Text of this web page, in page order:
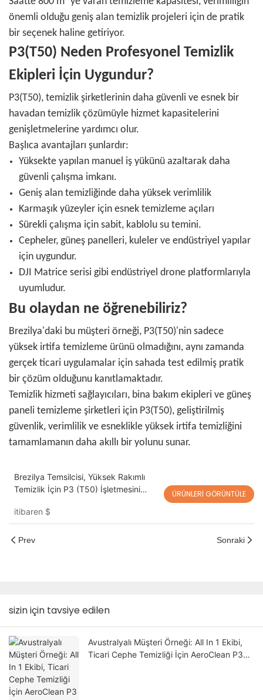
önemli olduğu geniş alan temizlik projeleri için de pratik
bir seçenek haline getiriyor.
P3(T50) Neden Profesyonel Temizlik
Ekipleri İçin Uygundur?
P3(T50), temizlik şirketlerinin daha güvenli ve esnek bir
havadan temizlik çözümüyle hizmet kapasitelerini
genişletmelerine yardımcı olur.
Başlıca avantajları şunlardır:
Yüksekte yapılan manuel iş yükünü azaltarak daha
güvenli çalışma imkanı.
Geniş alan temizliğinde daha yüksek verimlilik
Karmaşık yüzeyler için esnek temizleme açıları
Sürekli çalışma için sabit, kablolu su temini.
Cepheler, güneş panelleri, kuleler ve endüstriyel yapılar
için uygundur.
DJI Matrice serisi gibi endüstriyel drone platformlarıyla
uyumludur.
Bu olaydan ne öğrenebiliriz?
Brezilya'daki bu müşteri örneği, P3(T50)'nin sadece
yüksek irtifa temizleme ürünü olmadığını, aynı zamanda
gerçek ticari uygulamalar için sahada test edilmiş pratik
bir çözüm olduğunu kanıtlamaktadır.
Temizlik hizmeti sağlayıcıları, bina bakım ekipleri ve güneş
paneli temizleme şirketleri için P3(T50), geliştirilmiş
güvenlik, verimlilik ve esneklikle yüksek irtifa temizliğini
tamamlamanın daha akıllı bir yolunu sunar.
Brezilya Temsilcisi, Yüksek Rakımlı
Temizlik İçin P3 (T50) İşletmesini
itibaren $
ÜRÜNLERI GÖRÜNTÜLE
Prev Sonraki
sizin için tavsiye edilen
Avustralyalı Müşteri Örneği: All In 1 Ekibi,
Ticari Cephe Temizliği İçin AeroClean P3